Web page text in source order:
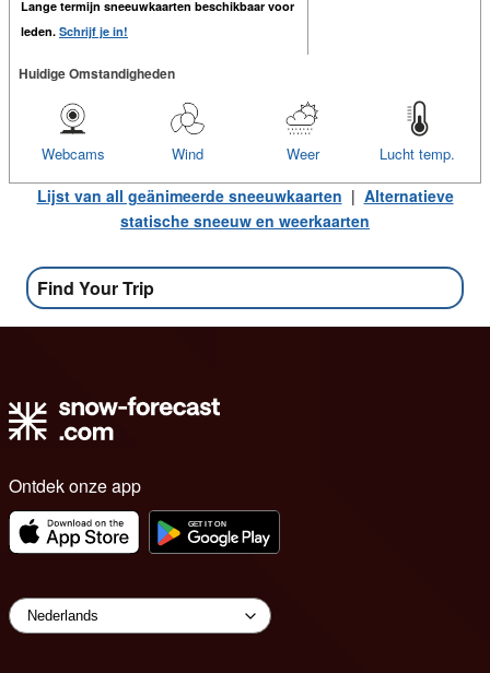
Lange termijn sneeuwkaarten beschikbaar voor
leden. Schrijf je in!
Huidige Omstandigheden
Lucht temp.
Weer
Wind
Webcams
Lijst van all geänimeerde sneeuwkaarten | Alternatieve
statische sneeuw en weerkaarten
Find Your Trip
Ontdek onze app